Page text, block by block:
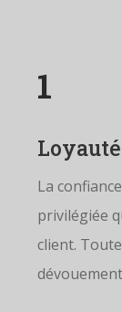
1
Loyauté
La
privilégiée
client.